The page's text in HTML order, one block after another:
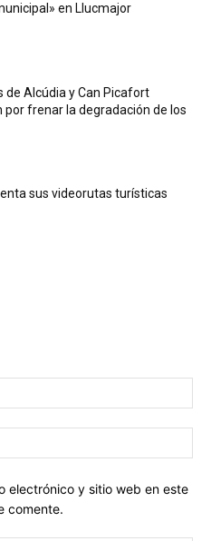
en Llucmajor
de Alcúdia y Can Picafort
por frenar la degradación de los
sus videorutas turísticas
electrónico y sitio web en este
comente.